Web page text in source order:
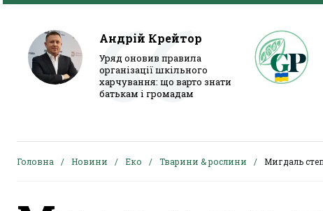
Андрій Крейтор
Уряд оновив правила
організації шкільного
харчування: що варто знати
батькам і громадам
Головна Новини Еко Тварини & рослини Мигдаль